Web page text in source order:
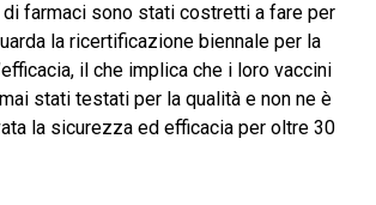
farmaci sono stati costretti a fare per
la ricertificazione biennale per la
il che implica che i loro vaccini
stati testati per la qualità e non ne è
la sicurezza ed efficacia per oltre 30